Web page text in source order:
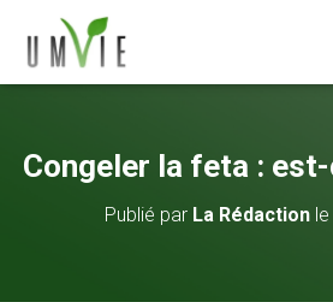
Congeler la feta :
Publié par La Rédactionle